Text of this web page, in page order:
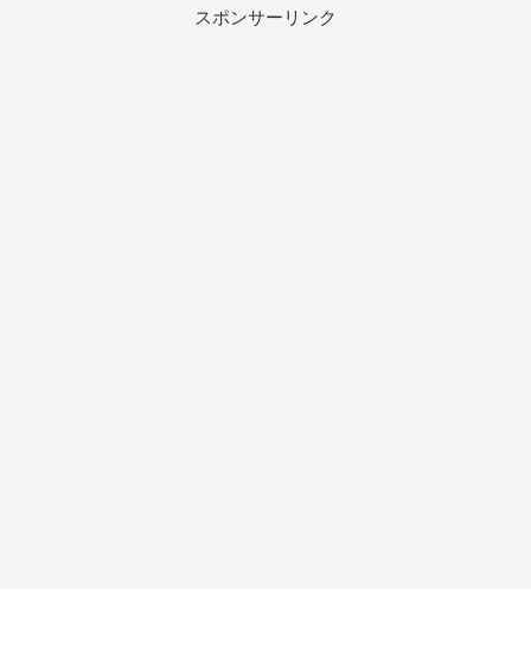
スポンサーリンク